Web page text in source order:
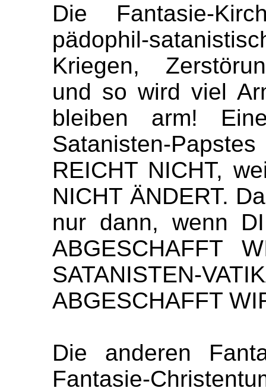
Die Fantasie-
pädophil-
Kriegen,
und so wird viel
bleiben arm!
Satanisten-
REICHT NICHT,
NICHT ÄNDERT.
nur dann, wenn
ABGESCHAFFT
SATANISTEN-
ABGESCHAFFT
Die anderen
Fantasie-